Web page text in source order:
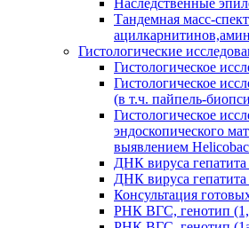
Наследственные
Тандемная масс-
Гистологические
Гистологическое
Гистологическое
(в т.ч. пайпель-
Гистологическое
эндоскопического
выявлением
ДНК вируса гепатита
ДНК вируса
Консультация
РНК ВГC, генотип